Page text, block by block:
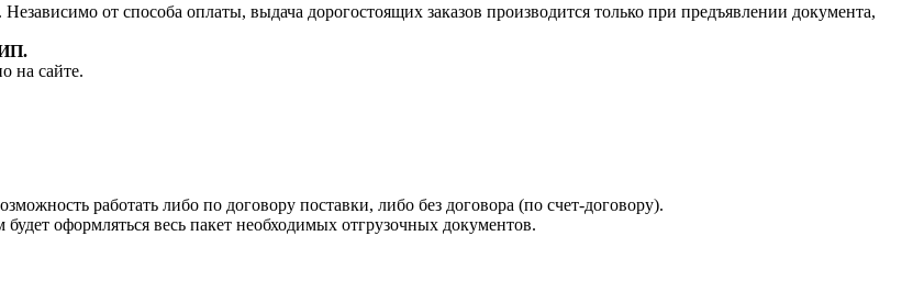
от способа оплаты, выдача дорогостоящих заказов производится только при предъявлении документа,
на сайте.
работать либо по договору поставки, либо без договора (по счет-договору).
оформляться весь пакет необходимых отгрузочных документов.